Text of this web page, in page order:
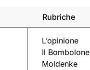
Rubriche
L’opinione
Il Bombolone
Moldenke